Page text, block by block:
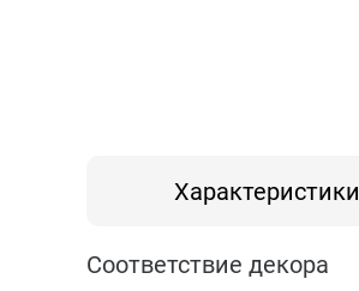
Характеристики
Соответствие декора